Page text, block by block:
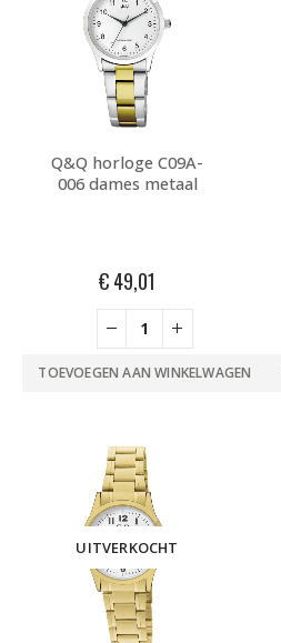
Q&Q horloge C09A-
006 dames metaal
€49,01
TOEVOEGEN AAN WINKELWAGEN
UITVERKOCHT